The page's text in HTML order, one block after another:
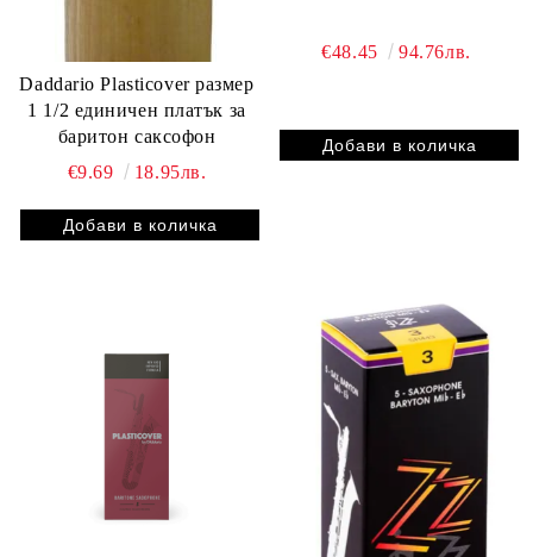
Daddario Plasticover размер
1 1/2 единичен платък за
баритон саксофон
€9.69
18.95лв.
€48.45 94.76лв.